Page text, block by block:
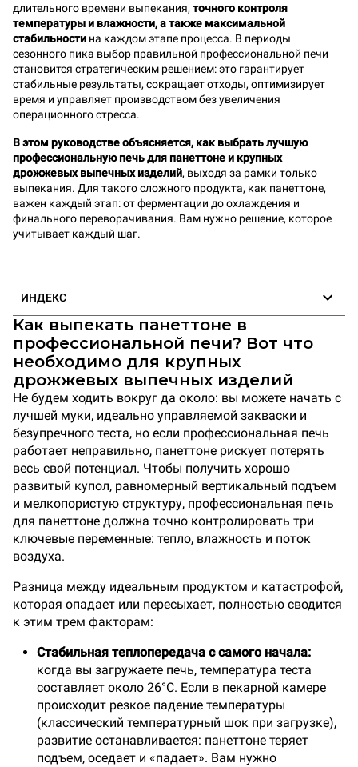
длительного времени выпекания, точного контроля
температуры и влажности, а также максимальной
стабильности на каждом этапе процесса. В периоды
сезонного пика выбор правильной профессиональной печи
становится стратегическим решением: это гарантирует
стабильные результаты, сокращает отходы, оптимизирует
время и управляет производством без увеличения
операционного стресса.
В этом руководстве объясняется, как выбрать лучшую
профессиональную печь для панеттоне и крупных
дрожжевых выпечных изделий, выходя за рамки только
выпекания. Для такого сложного продукта, как панеттоне,
важен каждый этап: от ферментации до охлаждения и
финального переворачивания. Вам нужно решение, которое
учитывает каждый шаг.
ИНДЕКС
Как выпекать панеттоне в
профессиональной печи? Вот что
необходимо для крупных
дрожжевых выпечных изделий
Не будем ходить вокруг да около: вы можете начать с
лучшей муки, идеально управляемой закваски и
безупречного теста, но если профессиональная печь
работает неправильно, панеттоне рискует потерять
весь свой потенциал. Чтобы получить хорошо
развитый купол, равномерный вертикальный подъем
и мелкопористую структуру, профессиональная печь
для панеттоне должна точно контролировать три
ключевые переменные: тепло, влажность и поток
воздуха.
Разница между идеальным продуктом и катастрофой,
которая опадает или пересыхает, полностью сводится
к этим трем факторам:
Стабильная теплопередача с самого начала:
когда вы загружаете печь, температура теста
составляет около 26°C. Если в пекарной камере
происходит резкое падение температуры
(классический температурный шок при загрузке),
развитие останавливается: панеттоне теряет
подъем, оседает и «падает». Вам нужно